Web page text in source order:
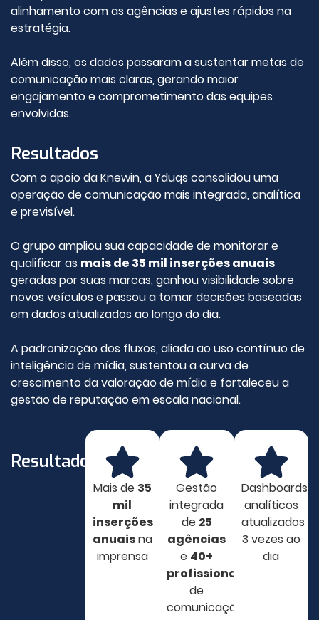
alinhamento com as agências e ajustes rápidos na
estratégia.
Além disso, os dados passaram a sustentar metas de
comunicação mais claras, gerando maior
engajamento e comprometimento das equipes
envolvidas.
Resultados
Com o apoio da Knewin, a Yduqs consolidou uma
operação de comunicação mais integrada, analítica
e previsível.
O grupo ampliou sua capacidade de monitorar e
qualificar as mais de 35 mil inserções anuais
geradas por suas marcas, ganhou visibilidade sobre
novos veículos e passou a tomar decisões baseadas
em dados atualizados ao longo do dia.
A padronização dos fluxos, aliada ao uso contínuo de
inteligência de mídia, sustentou a curva de
crescimento da valoração de mídia e fortaleceu a
gestão de reputação em escala nacional.
Resultados
Mais de 35
mil
inserções
anuaisna
imprensa
Gestão
integrada
de 25
agências
e 40+
profissionais
de
comunicação
Dashboards
analíticos
atualizados
3 vezes ao
dia